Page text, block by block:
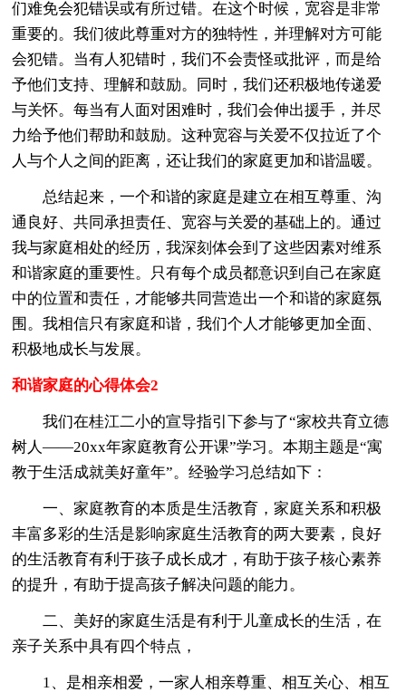
们难免会犯错误或有所过错。在这个时候，宽容是非常
重要的。我们彼此尊重对方的独特性，并理解对方可能
会犯错。当有人犯错时，我们不会责怪或批评，而是给
予他们支持、理解和鼓励。同时，我们还积极地传递爱
与关怀。每当有人面对困难时，我们会伸出援手，并尽
力给予他们帮助和鼓励。这种宽容与关爱不仅拉近了个
人与个人之间的距离，还让我们的家庭更加和谐温暖。
总结起来，一个和谐的家庭是建立在相互尊重、沟
通良好、共同承担责任、宽容与关爱的基础上的。通过
我与家庭相处的经历，我深刻体会到了这些因素对维系
和谐家庭的重要性。只有每个成员都意识到自己在家庭
中的位置和责任，才能够共同营造出一个和谐的家庭氛
围。我相信只有家庭和谐，我们个人才能够更加全面、
积极地成长与发展。
和谐家庭的心得体会2
我们在桂江二小的宣导指引下参与了“家校共育立德
树人——20xx年家庭教育公开课”学习。本期主题是“寓
教于生活成就美好童年”。经验学习总结如下：
一、家庭教育的本质是生活教育，家庭关系和积极
丰富多彩的生活是影响家庭生活教育的两大要素，良好
的生活教育有利于孩子成长成才，有助于孩子核心素养
的提升，有助于提高孩子解决问题的能力。
二、美好的家庭生活是有利于儿童成长的生活，在
亲子关系中具有四个特点，
1、是相亲相爱，一家人相亲尊重、相互关心、相互